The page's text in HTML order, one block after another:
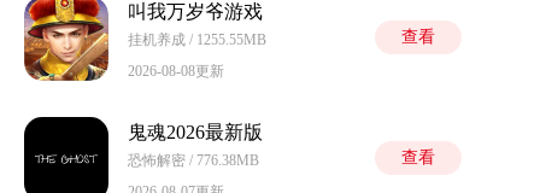
叫我万岁爷游戏
挂机养成 / 1255.55MB
2026-08-08更新
查看
鬼魂2026最新版
恐怖解密 / 776.38MB
查看